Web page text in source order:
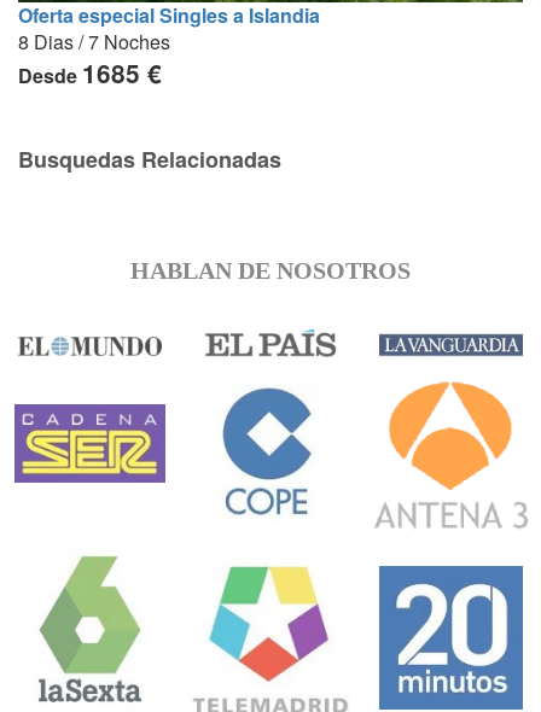
Oferta especial Singles a Islandia
8 Dias / 7 Noches
Desde 1685 €
Busquedas Relacionadas
HABLAN DE NOSOTROS